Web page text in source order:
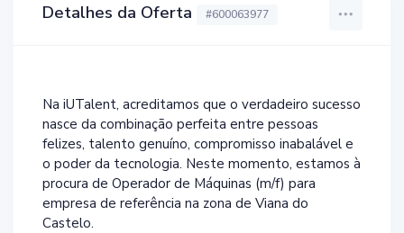
Detalhes da Oferta #600063977
Na iUTalent, acreditamos que o verdadeiro sucesso
nasce da combinação perfeita entre pessoas
felizes, talento genuíno, compromisso inabalável e
o poder da tecnologia. Neste momento, estamos à
procura de Operador de Máquinas (m/f) para
empresa de referência na zona de Viana do
Castelo.